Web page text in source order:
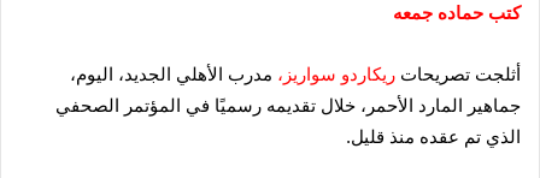
كتب حماده جمعه
أثلجت تصريحات ريكاردو سواريز، مدرب الأهلي الجديد، اليوم،
جماهير المارد الأحمر، خلال تقديمه رسميًا في المؤتمر الصحفي
الذي تم عقده منذ قليل.